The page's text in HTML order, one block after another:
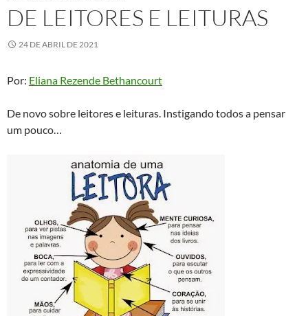
DE LEITORES E LEITURAS
24 DE ABRIL DE 2021
Por: Eliana Rezende Bethancourt
De novo sobre leitores e leituras. Instigando todos a pensar
um pouco…